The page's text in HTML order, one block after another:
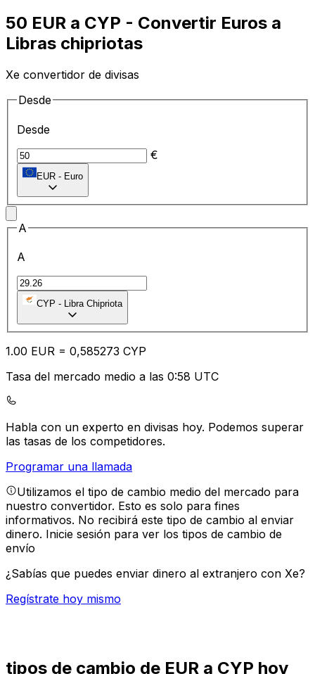
50 EUR a CYP - Convertir Euros a
Libras chipriotas
Xe convertidor de divisas
Desde
Desde
€
EUR - Euro
A
A
CYP - Libra Chipriota
1.00 EUR = 0,585273 CYP
Tasa del mercado medio a las 0:58 UTC
Habla con un experto en divisas hoy. Podemos superar
las tasas de los competidores.
Programar una llamada
Utilizamos el tipo de cambio medio del mercado para
nuestro convertidor. Esto es solo para fines
informativos. No recibirá este tipo de cambio al enviar
dinero. Inicie sesión para ver los tipos de cambio de
envío
¿Sabías que puedes enviar dinero al extranjero con Xe?
Regístrate hoy mismo
tipos de cambio de EUR a CYP hoy